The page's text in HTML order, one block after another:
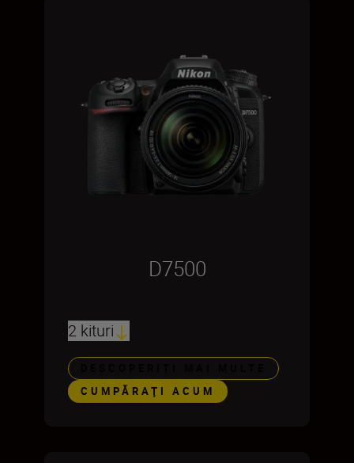
D7500
2 kituri
CUMPĂRAŢI ACUM